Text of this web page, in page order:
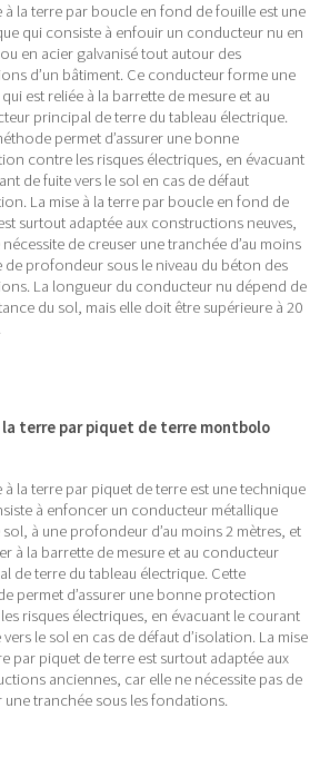
à la terre par boucle en fond de fouille est une
qui consiste à enfouir un conducteur nu en
en acier galvanisé tout autour des
d’un bâtiment. Ce conducteur forme une
est reliée à la barrette de mesure et au
principal de terre du tableau électrique.
permet d’assurer une bonne
contre les risques électriques, en évacuant
de fuite vers le sol en cas de défaut
La mise à la terre par boucle en fond de
surtout adaptée aux constructions neuves,
nécessite de creuser une tranchée d’au moins
de profondeur sous le niveau du béton des
La longueur du conducteur nu dépend de
du sol, mais elle doit être supérieure à 20
la terre par piquet de terre montbolo
à la terre par piquet de terre est une technique
à enfoncer un conducteur métallique
sol, à une profondeur d’au moins 2 mètres, et
à la barrette de mesure et au conducteur
de terre du tableau électrique. Cette
permet d’assurer une bonne protection
risques électriques, en évacuant le courant
vers le sol en cas de défaut d’isolation. La mise
par piquet de terre est surtout adaptée aux
anciennes, car elle ne nécessite pas de
une tranchée sous les fondations.